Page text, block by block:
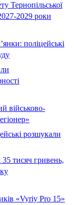
Тернопільської
2029 роки
поліцейські
військово-
розшукали
тисяч гривень,
«Vyriy Pro 15»